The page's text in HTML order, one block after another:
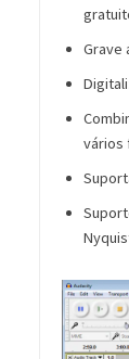
Grave
vários